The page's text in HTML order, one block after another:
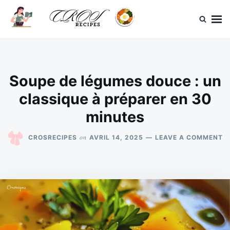
SkipSearch
for:
Soupe de légumes douce : un
classique à préparer en 30
minutes
CROSRECIPES on AVRIL 14, 2025 LEAVE A COMMENT
À